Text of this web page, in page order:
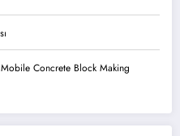
Mobile Concrete Block Making